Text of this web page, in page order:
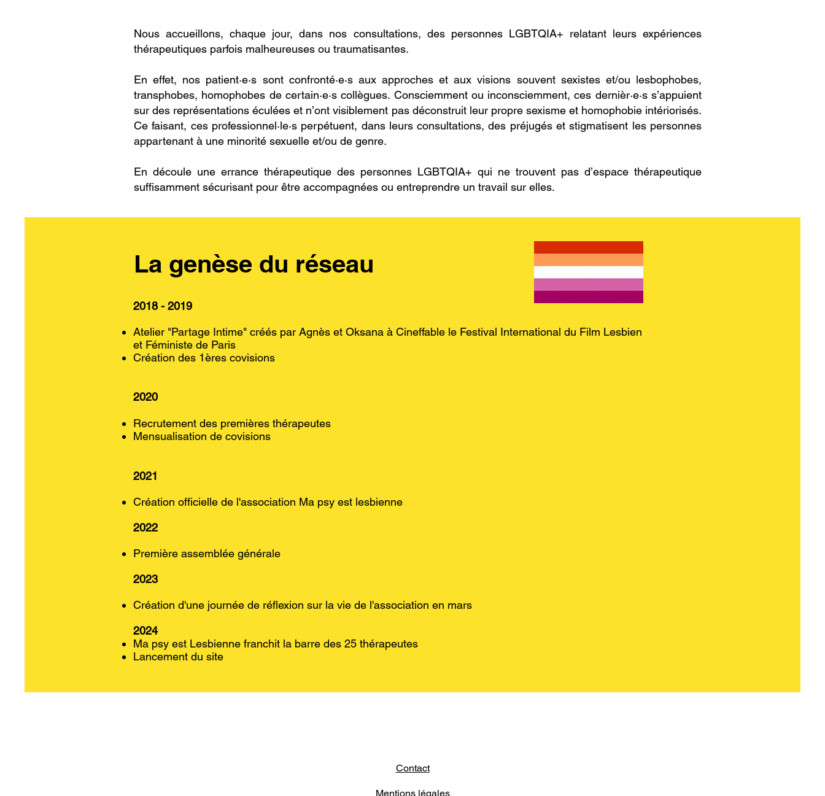
Nous accueillons, chaque jour, dans nos consultations, des personnes LGBTQIA+ relatant leurs expériences
thérapeutiques parfois malheureuses ou traumatisantes.
En effet, nos patient·e·s sont confronté·e·s aux approches et aux visions souvent sexistes et/ou lesbophobes,
transphobes, homophobes de certain·e·s collègues. Consciemment ou inconsciemment, ces dernièr·e·s s’appuient
sur des représentations éculées et n’ont visiblement pas déconstruit leur propre sexisme et homophobie intériorisés.
Ce faisant, ces professionnel·le·s perpétuent, dans leurs consultations, des préjugés et stigmatisent les personnes
appartenant à une minorité sexuelle et/ou de genre.
En découle une errance thérapeutique des personnes LGBTQIA+ qui ne trouvent pas d’espace thérapeutique
suffisamment sécurisant pour être accompagnées ou entreprendre un travail sur elles.
La genèse du réseau
2018 - 2019
Atelier "Partage Intime" créés par Agnès et Oksana à Cineffable le Festival International du Film Lesbien
et Féministe de Paris
Création des 1ères covisions
2020
Recrutement des premières thérapeutes
Mensualisation de covisions
2021
Création officielle de l'association Ma psy est lesbienne
2022
Première assemblée générale
2023
Création d'une journée de réflexion sur la vie de l'association en mars
2024
Ma psy est Lesbienne franchit la barre des 25 thérapeutes
Lancement du site
Contact
Mentions légales